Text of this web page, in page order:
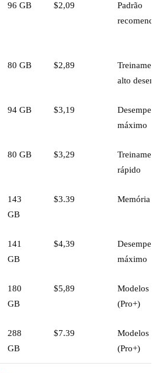
96 GB $2,09
Padrão
80 GB $2,89
alto
94 GB $3,19
máximo
80 GB $3,29
rápido
143
GB
$3.39 Memória
141
GB
$4,39
máximo
180
GB
$5,89
Modelos
(Pro+)
288
GB
$7.39
Modelos
(Pro+)